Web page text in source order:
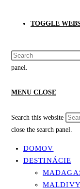
TOGGLE
panel.
MENU CLOSE
Search this website
close the search panel.
DOMOV
DESTINÁCIE
MALDIVY